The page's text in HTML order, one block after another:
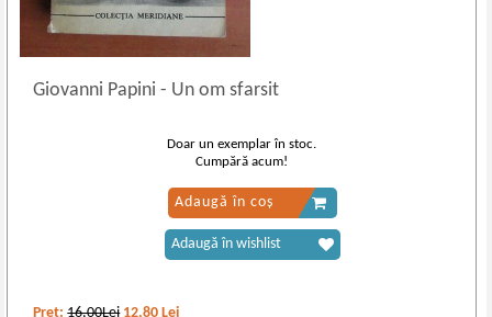
Giovanni Papini- Un om sfarsit
Pret:16,00Lei 12,80 Lei
Doar un exemplar în stoc.
Cumpără acum!
Adaugă în coș
Adaugă în wishlist